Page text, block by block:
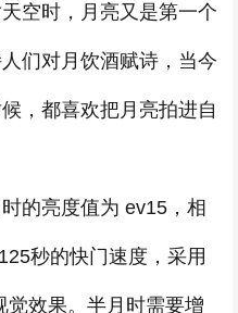
空时，月亮又是第一个
们对月饮酒赋诗，当今
，都喜欢把月亮拍进自
的亮度值为 ev15，相
秒的快门速度，采用
觉效果。半月时需要增